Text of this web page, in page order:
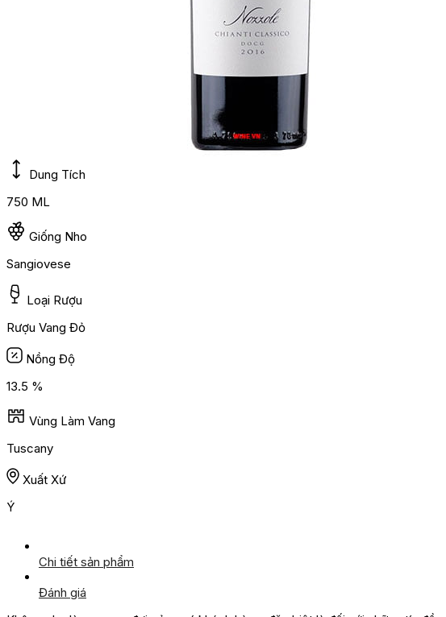
Dung Tích
750 ML
Giống Nho
Sangiovese
Loại Rượu
Rượu Vang Đỏ
Nồng Độ
13.5 %
Vùng Làm Vang
Tuscany
Xuất Xứ
Ý
Chi tiết sản phẩm
Đánh giá